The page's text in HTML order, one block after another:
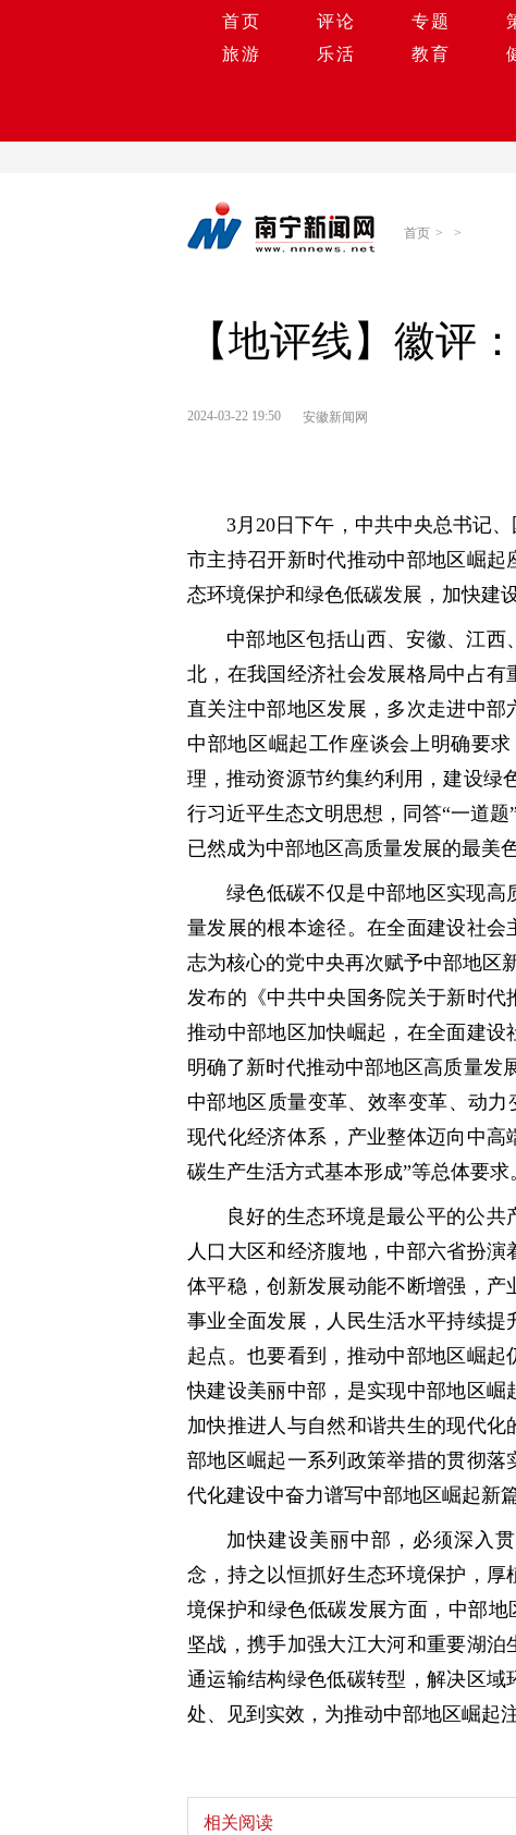
首页 评论 专题
旅游
乐活 教育
首页 > >
【地评线】徽评
2024-03-22 19:50 安徽新闻网
3月20日下午，中共中央总书记
市主持召开新时代推动中部地区崛
态环境保护和绿色低碳发展，加快建
中部地区包括山西、安徽、江
北，在我国经济社会发展格局中占
直关注中部地区发展，多次走进中
中部地区崛起工作座谈会上明确要
理，推动资源节约集约利用，建设绿
行习近平生态文明思想，同答“一道
已然成为中部地区高质量发展的最美色
绿色低碳不仅是中部地区实现
量发展的根本途径。在全面建设社会
志为核心的党中央再次赋予中部地区
发布的《中共中央国务院关于新时代
推动中部地区加快崛起，在全面建设
明确了新时代推动中部地区高质量发
中部地区质量变革、效率变革、动力
现代化经济体系，产业整体迈向中
碳生产生活方式基本形成”等总体要求
良好的生态环境是最公平的公
人口大区和经济腹地，中部六省扮
体平稳，创新发展动能不断增强，
事业全面发展，人民生活水平持续
起点。也要看到，推动中部地区崛
快建设美丽中部，是实现中部地区崛
加快推进人与自然和谐共生的现代
部地区崛起一系列政策举措的贯彻
代化建设中奋力谱写中部地区崛起新
加快建设美丽中部，必须深入
念，持之以恒抓好生态环境保护，
境保护和绿色低碳发展方面，中部地
坚战，携手加强大江大河和重要湖
通运输结构绿色低碳转型，解决区
处、见到实效，为推动中部地区崛起
相关阅读